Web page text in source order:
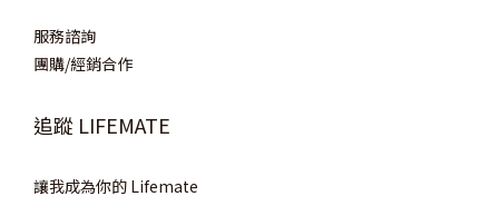
服務諮詢
團購/經銷合作
追蹤 LIFEMATE
讓我成為你的 Lifemate